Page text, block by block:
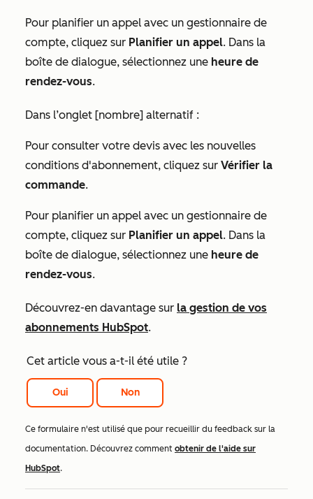
Pour planifier un appel avec un gestionnaire de
compte, cliquez sur Planifier un appel. Dans la
boîte de dialogue, sélectionnez une heure de
rendez-vous.
Dans l’onglet [nombre] alternatif :
Pour consulter votre devis avec les nouvelles
conditions d'abonnement, cliquez sur Vérifier la
commande.
Pour planifier un appel avec un gestionnaire de
compte, cliquez sur Planifier un appel. Dans la
boîte de dialogue, sélectionnez une heure de
rendez-vous.
Découvrez-en davantage sur la gestion de vos
abonnements HubSpot.
Cet article vous a-t-il été utile ?
Oui Non
Ce formulaire n'est utilisé que pour recueillir du feedback sur la
documentation. Découvrez comment obtenir de l'aide sur
HubSpot.